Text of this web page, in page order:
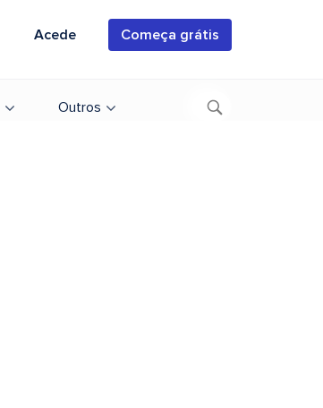
Acede Começa grátis
Outros